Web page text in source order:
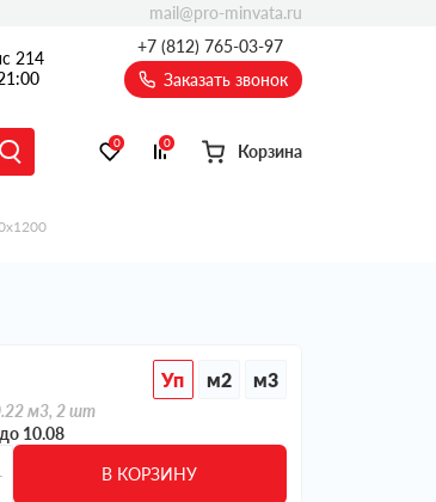
214
+7 (812) 765-03-97
Заказать звонок
0 0 Корзина
mail@pro-minvata.ru
Уп м2 м3
м3, 2 шт
10.08
В КОРЗИНУ